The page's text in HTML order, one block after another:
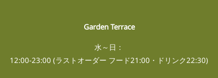
Garden Terrace
水～日：
12:00-23:00 (ラストオーダー フード21:00・ドリンク22:30)